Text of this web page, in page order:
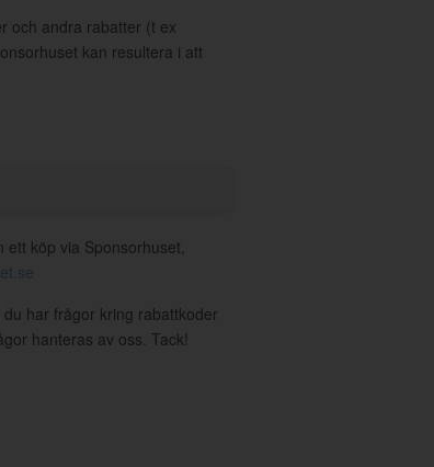
och andra rabatter (t ex
kan resultera i att
köp via Sponsorhuset,
har frågor kring rabattkoder
hanteras av oss. Tack!